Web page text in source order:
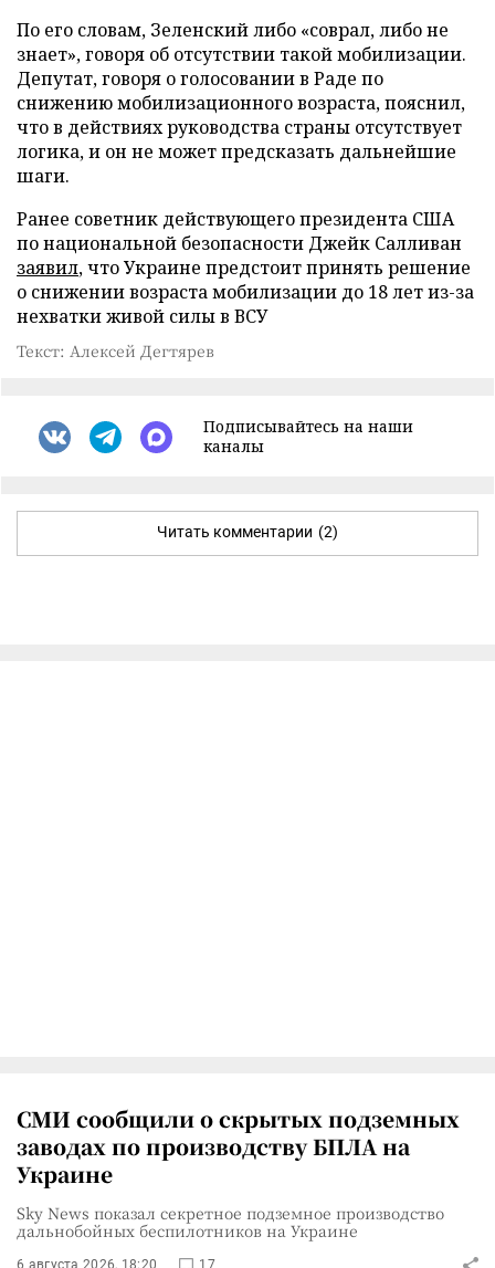
По его словам, Зеленский либо «соврал, либо не
знает», говоря об отсутствии такой мобилизации.
Депутат, говоря о голосовании в Раде по
снижению мобилизационного возраста, пояснил,
что в действиях руководства страны отсутствует
логика, и он не может предсказать дальнейшие
шаги.
Ранее советник действующего президента США
по национальной безопасности Джейк Салливан
заявил, что Украине предстоит принять решение
о снижении возраста мобилизации до 18 лет из-за
нехватки живой силы в ВСУ
Текст: Алексей Дегтярев
Подписывайтесь на наши
каналы
Читать комментарии (2)
СМИ сообщили о скрытых подземных
заводах по производству БПЛА на
Украине
Sky News показал секретное подземное производство
дальнобойных беспилотников на Украине
6 августа 2026, 18:20 17